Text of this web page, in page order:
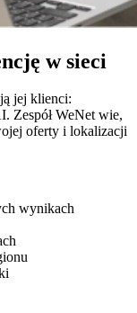
w sieci
jej klienci:
Zespół WeNet wie,
oferty i lokalizacji
wynikach